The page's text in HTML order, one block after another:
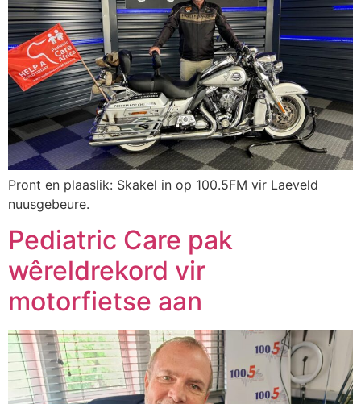
Pront en plaaslik: Skakel in op 100.5FM vir Laeveld
nuusgebeure.
Pediatric Care pak
wêreldrekord vir
motorfietse aan